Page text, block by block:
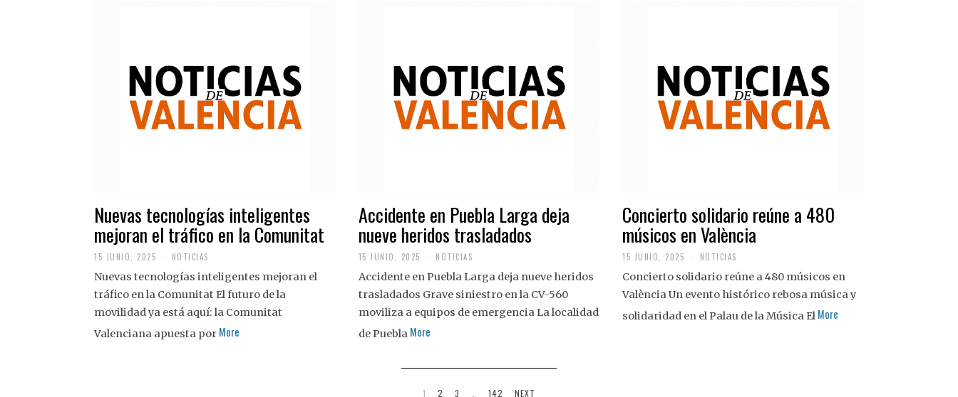
Nuevas tecnologías inteligentes
mejoran el tráfico en la Comunitat
15 JUNIO, 2025 NOTICIAS
Nuevas tecnologías inteligentes mejoran el
tráfico en la Comunitat El futuro de la
movilidad ya está aquí: la Comunitat
Valenciana apuesta por More
Accidente en Puebla Larga deja
nueve heridos trasladados
15 JUNIO, 2025 NOTICIAS
Accidente en Puebla Larga deja nueve heridos
trasladados Grave siniestro en la CV-560
moviliza a equipos de emergencia La localidad
de Puebla More
Concierto solidario reúne a 480
músicos en València
15 JUNIO, 2025 NOTICIAS
Concierto solidario reúne a 480 músicos en
València Un evento histórico rebosa música y
solidaridad en el Palau de la Música El More
1 2 3 … 142 NEXT